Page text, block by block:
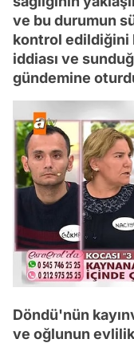
ve bu durumun
kontrol edildiğini
iddiası ve
gündemine
Döndü'nün
ve oğlunun